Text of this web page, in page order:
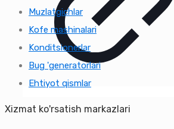
Muzlatgichlar
Kofe mashinalari
Konditsionerlar
Bug 'generatorlari
Ehtiyot qismlar
Xizmat ko'rsatish markazlari